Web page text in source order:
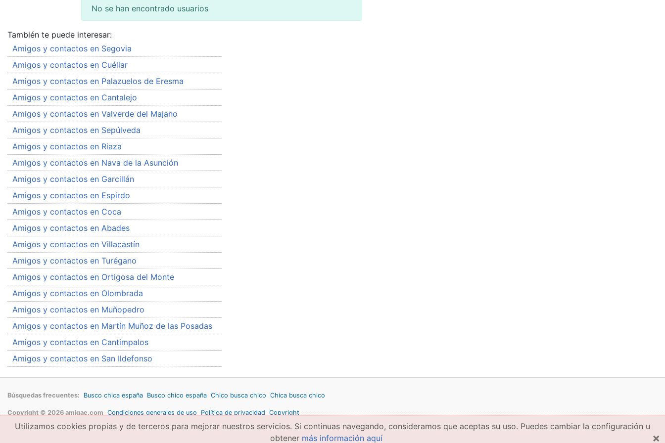
No se han encontrado usuarios
También te puede interesar:
Amigos y contactos en Segovia
Amigos y contactos en Cuéllar
Amigos y contactos en Palazuelos de Eresma
Amigos y contactos en Cantalejo
Amigos y contactos en Valverde del Majano
Amigos y contactos en Sepúlveda
Amigos y contactos en Riaza
Amigos y contactos en Nava de la Asunción
Amigos y contactos en Garcillán
Amigos y contactos en Espirdo
Amigos y contactos en Coca
Amigos y contactos en Abades
Amigos y contactos en Villacastín
Amigos y contactos en Turégano
Amigos y contactos en Ortigosa del Monte
Amigos y contactos en Olombrada
Amigos y contactos en Muñopedro
Amigos y contactos en Martín Muñoz de las Posadas
Amigos y contactos en Cantimpalos
Amigos y contactos en San Ildefonso
Búsquedas frecuentes: Busco chica españa Busco chico españa Chico busca chico Chica busca chico
Copyright © 2026 amigae.com Condiciones generales de uso Política de privacidad Copyright
Utilizamos cookies propias y de terceros para mejorar nuestros servicios. Si continuas navegando, consideramos que aceptas su uso. Puedes cambiar la configuración u
obtener más información aquí ×